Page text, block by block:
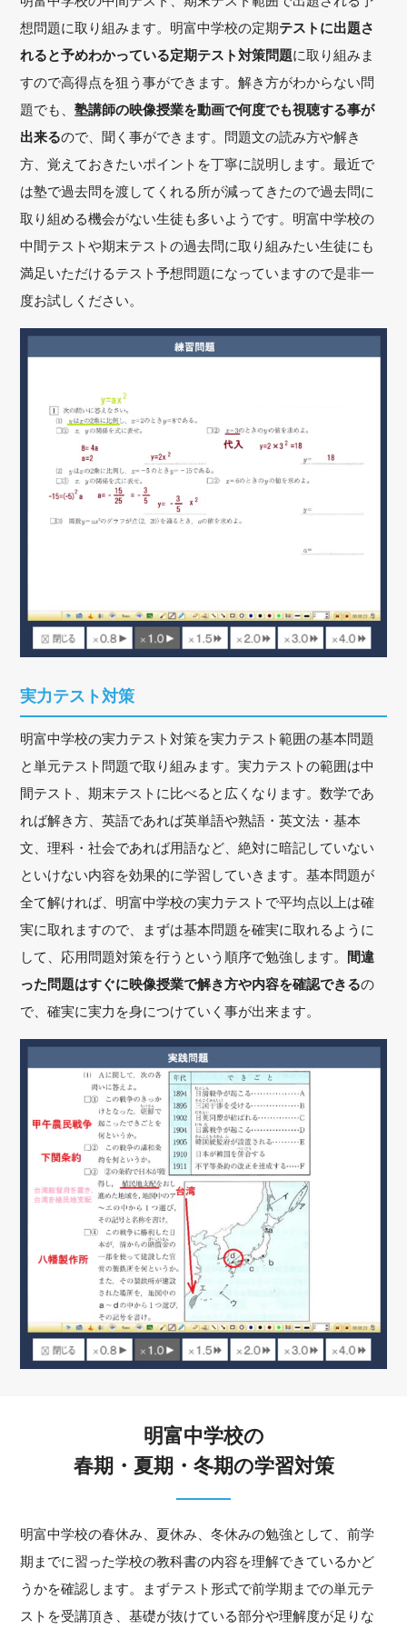
想問題に取り組みます。明富中学校の定期テストに出題さ
れると予めわかっている定期テスト対策問題に取り組みま
すので高得点を狙う事ができます。解き方がわからない問
題でも、塾講師の映像授業を動画で何度でも視聴する事が
出来るので、聞く事ができます。問題文の読み方や解き
方、覚えておきたいポイントを丁寧に説明します。最近で
は塾で過去問を渡してくれる所が減ってきたので過去問に
取り組める機会がない生徒も多いようです。明富中学校の
中間テストや期末テストの過去問に取り組みたい生徒にも
満足いただけるテスト予想問題になっていますので是非一
度お試しください。
実力テスト対策
明富中学校の実力テスト対策を実力テスト範囲の基本問題
と単元テスト問題で取り組みます。実力テストの範囲は中
間テスト、期末テストに比べると広くなります。数学であ
れば解き方、英語であれば英単語や熟語・英文法・基本
文、理科・社会であれば用語など、絶対に暗記していない
といけない内容を効果的に学習していきます。基本問題が
全て解ければ、明富中学校の実力テストで平均点以上は確
実に取れますので、まずは基本問題を確実に取れるように
して、応用問題対策を行うという順序で勉強します。 間違
った問題はすぐに映像授業で解き方や内容を確認できるの
で、確実に実力を身につけていく事が出来ます。
明富中学校の
春期・夏期・冬期の学習対策
明富中学校の春休み、夏休み、冬休みの勉強として、前学
期までに習った学校の教科書の内容を理解できているかど
うかを確認します。まずテスト形式で前学期までの単元テ
ストを受講頂き、基礎が抜けている部分や理解度が足りな